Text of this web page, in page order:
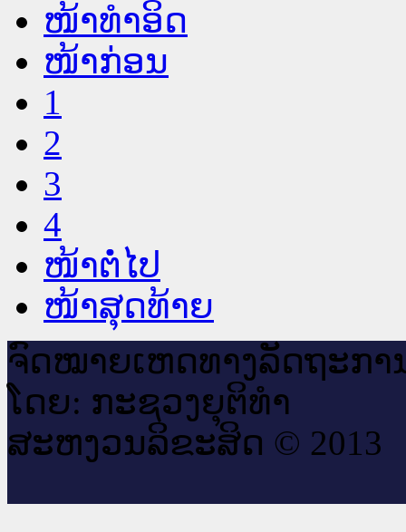
ໜ້າທໍາອິດ
ໜ້າກ່ອນ
1
2
3
4
ໜ້າຕໍ່ໄປ
ໜ້າສຸດທ້າຍ
ຈົດ​ໝາຍ​ເຫດ​ທາງ​ລັດ​ຖະ​ກາ
ໂດຍ: ກະ​ຊວງຍຸ​ຕິ​ທຳ
ສະ​ຫງວນ​ລິ​ຂະ​ສິດ © 2013